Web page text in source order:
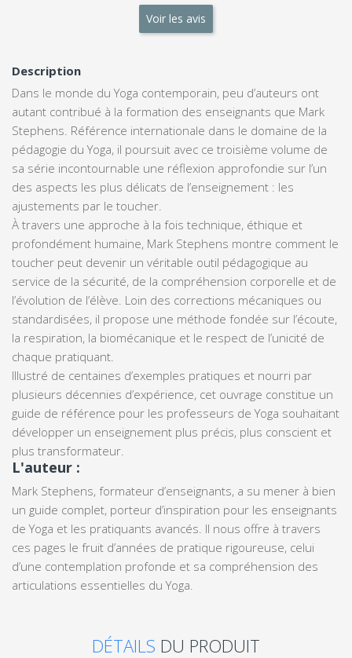
Voir les avis
Description
Dans le monde du Yoga contemporain, peu d’auteurs ont
autant contribué à la formation des enseignants que Mark
Stephens. Référence internationale dans le domaine de la
pédagogie du Yoga, il poursuit avec ce troisième volume de
sa série incontournable une réflexion approfondie sur l’un
des aspects les plus délicats de l’enseignement : les
ajustements par le toucher.
À travers une approche à la fois technique, éthique et
profondément humaine, Mark Stephens montre comment le
toucher peut devenir un véritable outil pédagogique au
service de la sécurité, de la compréhension corporelle et de
l’évolution de l’élève. Loin des corrections mécaniques ou
standardisées, il propose une méthode fondée sur l’écoute,
la respiration, la biomécanique et le respect de l’unicité de
chaque pratiquant.
Illustré de centaines d’exemples pratiques et nourri par
plusieurs décennies d’expérience, cet ouvrage constitue un
guide de référence pour les professeurs de Yoga souhaitant
développer un enseignement plus précis, plus conscient et
plus transformateur.
L'auteur :
Mark Stephens, formateur d’enseignants, a su mener à bien
un guide complet, porteur d’inspiration pour les enseignants
de Yoga et les pratiquants avancés. Il nous offre à travers
ces pages le fruit d’années de pratique rigoureuse, celui
d’une contemplation profonde et sa compréhension des
articulations essentielles du Yoga.
DÉTAILS DU PRODUIT